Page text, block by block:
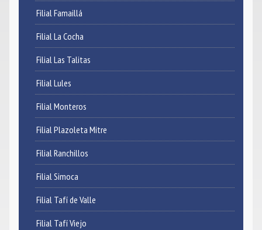
Filial Famaillá
Filial La Cocha
Filial Las Talitas
Filial Lules
Filial Monteros
Filial Plazoleta Mitre
Filial Ranchillos
Filial Simoca
Filial Tafí de Valle
Filial Tafí Viejo